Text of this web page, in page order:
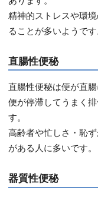
精神的ストレスや環
ることが多いようです
直腸性便秘
直腸性便秘は便が直
便が停滞してうまく
す。
高齢者や忙しさ・恥
がある人に多いです。
器質性便秘